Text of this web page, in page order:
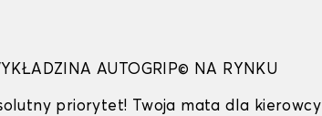
AUTOGRIP© NA RYNKU
priorytet! Twoja mata dla kierowcy